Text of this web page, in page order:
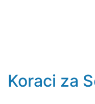
Koraci za